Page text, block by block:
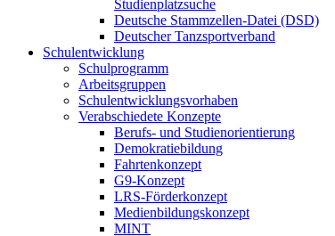
Studienplatzsuche
Deutsche Stammzellen-Datei (DSD)
Deutscher Tanzsportverband
Schulentwicklung
Schulprogramm
Arbeitsgruppen
Schulentwicklungsvorhaben
Verabschiedete Konzepte
Berufs- und Studienorientierung
Demokratiebildung
Fahrtenkonzept
G9-Konzept
LRS-Förderkonzept
Medienbildungskonzept
MINT